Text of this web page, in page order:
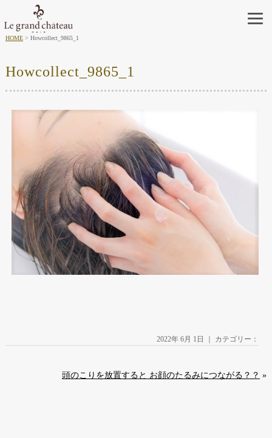
HOME Howcollect_9865_1
Howcollect_9865_1
2022年 6月 1日 ｜ カテゴリー：
頭のこりを放置すると お顔のたるみにつながる？？ »